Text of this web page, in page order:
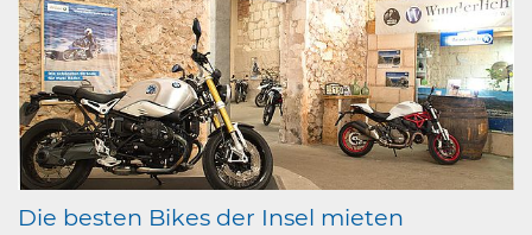
Die besten Bikes der Insel mieten